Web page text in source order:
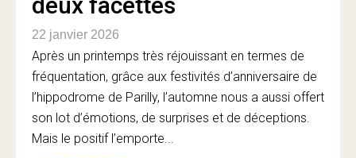
22 janvier 2026
Après un printemps très réjouissant en termes de
fréquentation, grâce aux festivités d’anniversaire de
l’hippodrome de Parilly, l’automne nous a aussi offert
son lot d’émotions, de surprises et de déceptions.
Mais le positif l’emporte...